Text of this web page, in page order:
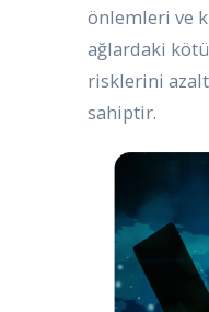
önlemleri ve
ağlardaki kötü
risklerini
sahiptir.